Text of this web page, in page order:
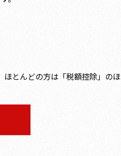
とんどの方は「税額控除」のほ